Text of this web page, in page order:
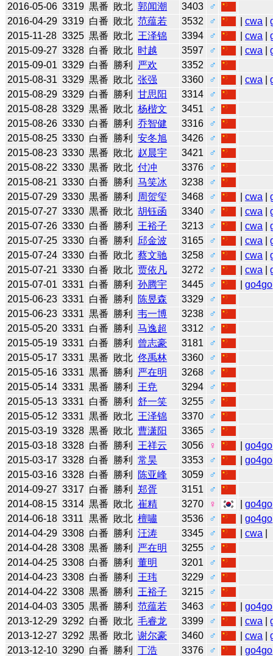
2016-05-06 3319 黒番 敗北 郭闻潮 3403
♂
2016-04-29 3319 白番 敗北 范蕴若 3532 ♂ |cwa |
2015-11-28 3325 黒番 敗北 王泽锦 3394 ♂ |cwa |
2015-09-27 3328 白番 敗北 时越 3597 ♂ |cwa |
2015-09-01 3329 白番 勝利 严欢 3352
♂
2015-08-31 3329 黒番 敗北 张强 3360 ♂ |cwa |
2015-08-29 3329 白番 勝利 甘思阳 3314
♂
2015-08-28 3329 黒番 敗北 杨楷文 3451
♂
2015-08-26 3330 白番 勝利 乔智健 3316
♂
2015-08-25 3330 白番 勝利 安冬旭 3426
♂
2015-08-23 3330 黒番 敗北 赵晨宇 3421
♂
2015-08-22 3330 黒番 敗北 付冲 3376
♂
2015-08-21 3330 白番 勝利 马笑冰 3238
♂
2015-07-29 3330 黒番 勝利 周贺玺 3468 ♂ |cwa |
2015-07-27 3330 黒番 敗北 胡钰函 3340 ♂ |cwa |
2015-07-26 3330 白番 勝利 王裕子 3213 ♂ |cwa |
2015-07-25 3330 白番 勝利 邱金波 3165 ♂ |cwa |
2015-07-24 3330 白番 敗北 蔡文驰 3258 ♂ |cwa |
2015-07-21 3330 白番 敗北 贾依凡 3272 ♂ |cwa |
2015-07-01 3331 白番 勝利 孙腾宇 3445 ♂ |go4go
2015-06-23 3331 白番 勝利 陈昱森 3329
♂
2015-06-23 3331 黒番 勝利 韦一博 3238
♂
2015-05-20 3331 白番 勝利 马逸超 3312
♂
2015-05-19 3331 白番 勝利 曾志豪 3181
♂
2015-05-17 3331 黒番 敗北 佟禹林 3360
♂
2015-05-16 3331 黒番 勝利 严在明 3268
♂
2015-05-14 3331 黒番 勝利 王尭 3294
♂
2015-05-13 3331 白番 勝利 舒一笑 3255
♂
2015-05-12 3331 黒番 敗北 王泽锦 3370
♂
2015-03-19 3328 黒番 敗北 曹潇阳 3365
♂
2015-03-18 3328 白番 勝利 王祥云 3056 ♀ |go4go
2015-03-17 3328 白番 勝利 常昊 3353 ♂ |go4go
2015-03-16 3328 白番 勝利 陈亚峰 3059
♂
2014-09-27 3317 白番 勝利 郑胥 3151
♂
2014-08-15 3314 黒番 敗北 崔精 3270 ♀ |go4go
2014-06-18 3311 黒番 敗北 檀嘯 3536 ♂ |go4go
2014-04-29 3308 白番 勝利 汪涛 3345 ♂ |cwa
2014-04-28 3308 黒番 勝利 严在明 3255
♂
2014-04-25 3308 白番 勝利 董明 3201
♂
2014-04-23 3308 白番 勝利 王玮 3229
♂
2014-04-22 3308 黒番 勝利 王裕子 3215
♂
2014-04-03 3305 黒番 勝利 范蕴若 3463 ♂ |go4go
2013-12-29 3292 白番 敗北 毛睿龙 3399 ♂ |cwa |
2013-12-27 3292 黒番 敗北 谢尔豪 3460 ♂ |cwa |
2013-12-10 3290 白番 勝利 丁浩 3376 ♂ |go4go